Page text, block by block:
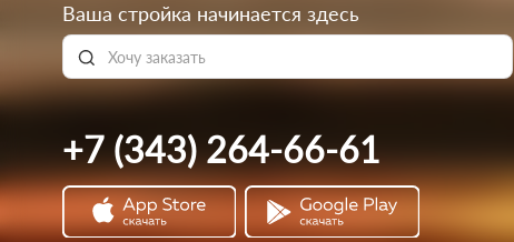
Ваша стройка начинается здесь
+7 (343) 264-66-61